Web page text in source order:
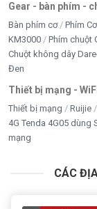
Gear - bàn phím -
Bàn phím cơ Phím
KM3000
Phím chuột
Chuột không dây
Đen
Thiết bị mạng -
Thiết bị mạng Ruijie
4G Tenda 4G05 dùng
mạng
CÁC